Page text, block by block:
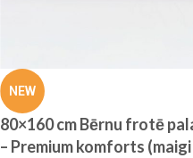
NEW
80×160 cm Bērnu frotē
– Premium komforts